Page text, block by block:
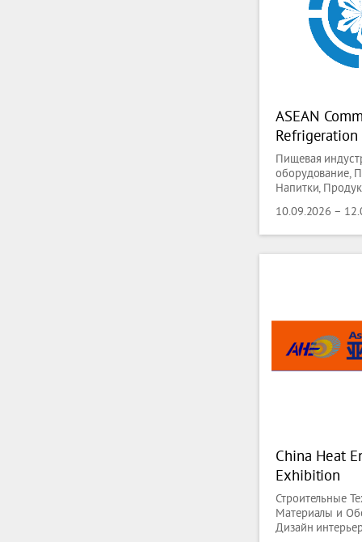
ASEAN
(CRE
Пищевая
оборудование,
Напитки,
Охлаждение,
10.09.2026 –
China Heat
Exhibition
Строительные
Материалы и
Дизайн